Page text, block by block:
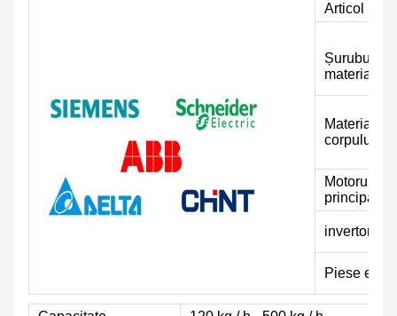
Articol
Șuruburi de
material
Materialul
corpului
Motorul
principal
invertor
Piese